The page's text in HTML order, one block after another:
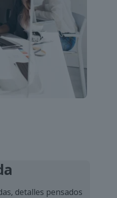
detalles pensados